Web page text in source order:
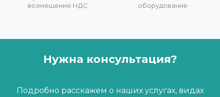
возмещение НДС
оборудование
Нужна консультация?
Подробно расскажем о наших услугах, видах